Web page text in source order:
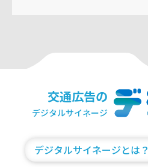
交通広告の
デジタルサイネージ
デジタルサイネージとは？